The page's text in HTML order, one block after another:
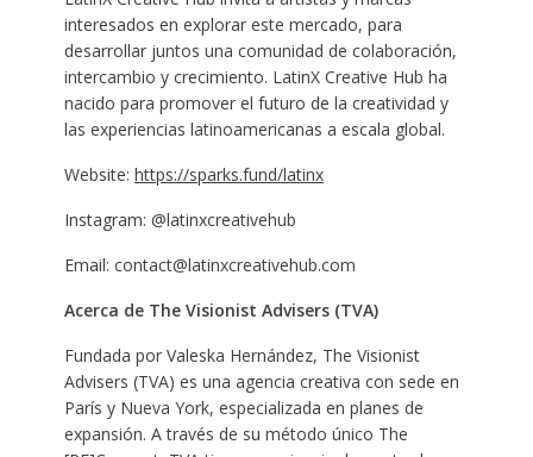
interesados en explorar este mercado, para
desarrollar juntos una comunidad de colaboración,
intercambio y crecimiento. LatinX Creative Hub ha
nacido para promover el futuro de la creatividad y
las experiencias latinoamericanas a escala global.
Website: https://sparks.fund/latinx
Instagram: @latinxcreativehub
Email: contact@latinxcreativehub.com
Acerca de The Visionist Advisers (TVA)
Fundada por Valeska Hernández, The Visionist
Advisers (TVA) es una agencia creativa con sede en
París y Nueva York, especializada en planes de
expansión. A través de su método único The